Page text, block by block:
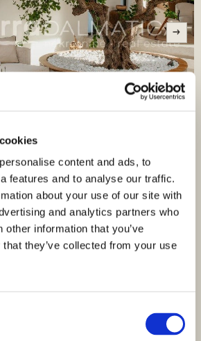
content and ads, to
features and to analyse our traffic.
about your use of our site with
and analytics partners who
other information that you’ve
they’ve collected from your use
€ ID: 4064
des Mittelmeers – eine
die aus einem
Olivenbaum wächst
einzigartige Steinvilla auf der Insel